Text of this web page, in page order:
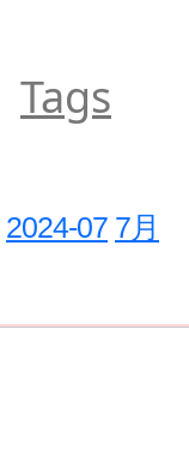
Tags
2024-07 7月